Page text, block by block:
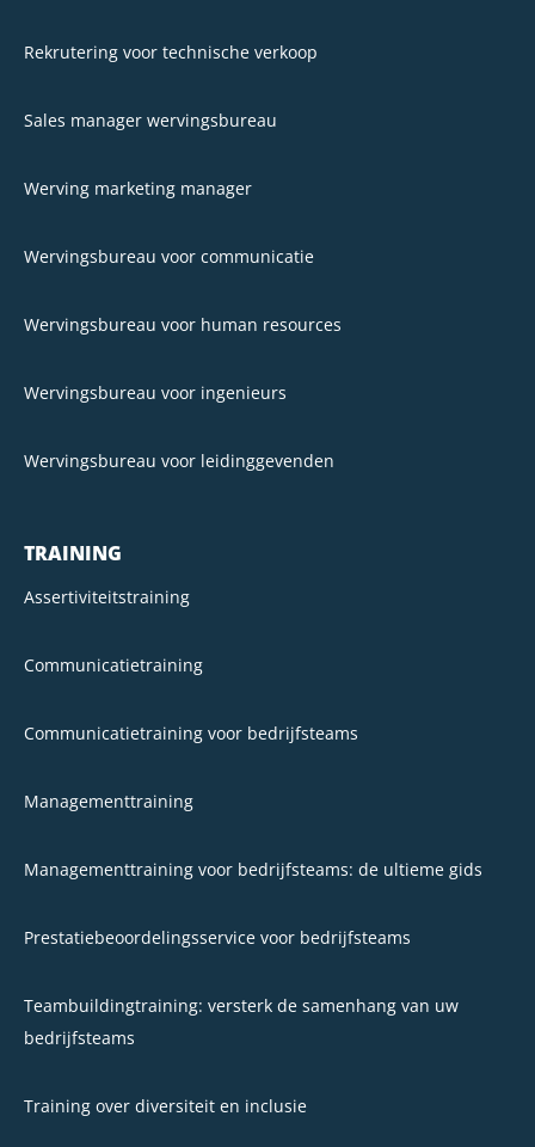
Rekrutering voor technische verkoop
Sales manager wervingsbureau
Werving marketing manager
Wervingsbureau voor communicatie
Wervingsbureau voor human resources
Wervingsbureau voor ingenieurs
Wervingsbureau voor leidinggevenden
TRAINING
Assertiviteitstraining
Communicatietraining
Communicatietraining voor bedrijfsteams
Managementtraining
Managementtraining voor bedrijfsteams: de ultieme gids
Prestatiebeoordelingsservice voor bedrijfsteams
Teambuildingtraining: versterk de samenhang van uw
bedrijfsteams
Training over diversiteit en inclusie